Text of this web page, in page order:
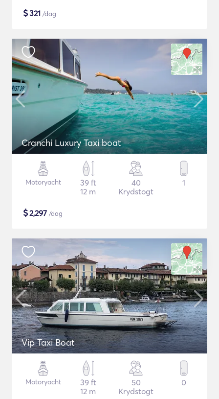
$321 /dag
Cranchi Luxury Taxi boat
Motoryacht
39 ft
12 m
40
Krydstogt
1
$2,297 /dag
Vip Taxi Boat
Motoryacht
39 ft
12 m
50
Krydstogt
0